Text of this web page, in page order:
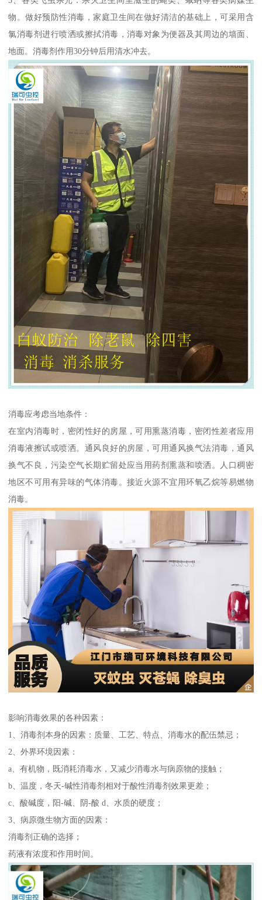
物。做好预防性消毒，家庭卫生间在做好清洁的基础上，可采用含
氯消毒剂进行喷洒或擦拭消毒，消毒对象为便器及其周边的墙面、
地面。消毒剂作用30分钟后用清水冲去。
消毒应考虑当地条件：
在室内消毒时，密闭性好的房屋，可用熏蒸消毒，密闭性差者应用
消毒液擦试或喷洒。通风良好的房屋，可用通风换气法消毒，通风
换气不良，污染空气长期贮留处应当用药剂熏蒸和喷洒。人口稠密
地区不可用有异味的气体消毒。接近火源不宜用环氧乙烷等易燃物
消毒。
影响消毒效果的各种因素：
1、消毒剂本身的因素：质量、工艺、特点、消毒水的配伍禁忌；
2、外界环境因素：
a、有机物，既消耗消毒水，又减少消毒水与病原物的接触；
b、温度，冬天-碱性消毒剂相对于酸性消毒剂效果更差；
c、酸碱度，阳-碱、阴-酸 d、水质的硬度；
3、病原微生物方面的因素：
消毒剂正确的选择；
药液有浓度和作用时间。